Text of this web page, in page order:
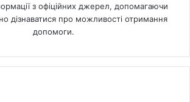
з офіційних джерел, допомагаючи
дізнаватися про можливості отримання
допомоги.